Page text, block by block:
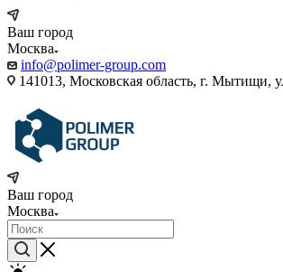
Ваш город
Москва
info@polimer-group.com
141013, Московская область, г. Мытищи,
Ваш город
Москва